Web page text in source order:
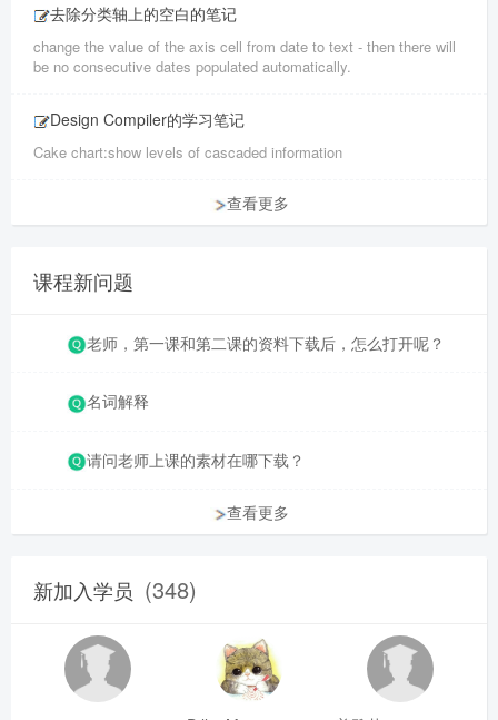
去除分类轴上的空白的笔记
change the value of the axis cell from date to text - then there will
be no consecutive dates populated automatically.
Design Compiler的学习笔记
Cake chart:show levels of cascaded information
查看更多
课程新问题
老师，第一课和第二课的资料下载后，怎么打开呢？
名词解释
请问老师上课的素材在哪下载？
查看更多
新加入学员 (348)